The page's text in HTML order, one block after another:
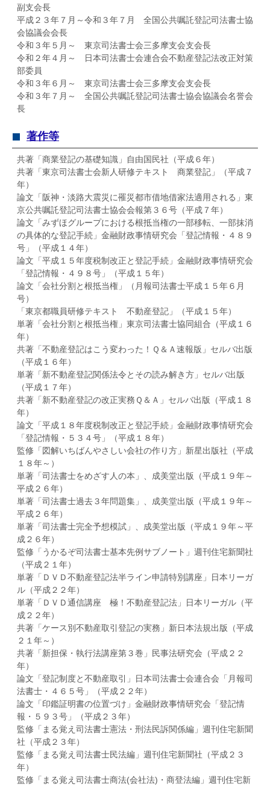
副支会長
平成２３年７月～令和３年７月 全国公共嘱託登記司法書士協
会協議会会長
令和３年５月～ 東京司法書士会三多摩支会支会長
令和２年４月～ 日本司法書士会連合会不動産登記法改正対策
部委員
令和３年６月～ 東京司法書士会三多摩支会支会長
令和３年７月～ 全国公共嘱託登記司法書士協会協議会名誉会
長
著作等
共著「商業登記の基礎知識」自由国民社（平成６年）
共著「東京司法書士会新人研修テキスト 商業登記」（平成７
年）
論文「阪神・淡路大震災に罹災都市借地借家法適用される」東
京公共嘱託登記司法書士協会会報第３６号（平成７年）
論文「みずほグループにおける根抵当権の一部移転、一部抹消
の具体的な登記手続」金融財政事情研究会「登記情報・４８９
号」（平成１４年）
論文「平成１５年度税制改正と登記手続」金融財政事情研究会
「登記情報・４９８号」（平成１５年）
論文「会社分割と根抵当権」（月報司法書士平成１５年６月
号）
「東京都職員研修テキスト 不動産登記」（平成１５年）
単著「会社分割と根抵当権」東京司法書士協同組合（平成１６
年）
共著「不動産登記はこう変わった！Ｑ＆Ａ速報版」セルバ出版
（平成１６年）
単著「新不動産登記関係法令とその読み解き方」セルバ出版
（平成１７年）
共著「新不動産登記の改正実務Ｑ＆Ａ」セルバ出版（平成１８
年）
論文「平成１８年度税制改正と登記手続」金融財政事情研究会
「登記情報・５３４号」（平成１８年）
監修「図解いちばんやさしい会社の作り方」新星出版社（平成
１８年～）
単著「司法書士をめざす人の本」、成美堂出版（平成１９年～
平成２６年）
単著「司法書士過去３年問題集」、成美堂出版（平成１９年～
平成２６年）
単著「司法書士完全予想模試」、成美堂出版（平成１９年～平
成２６年）
監修「うかるぞ司法書士基本先例サブノート」週刊住宅新聞社
（平成２１年）
単著「ＤＶＤ不動産登記法半ライン申請特別講座」日本リーガ
ル（平成２２年）
単著「ＤＶＤ通信講座 極！不動産登記法」日本リーガル（平
成２２年）
共著「ケース別不動産取引登記の実務」新日本法規出版（平成
２１年～）
共著「新担保・執行法講座第３巻」民事法研究会（平成２２
年）
論文「登記制度と不動産取引」日本司法書士会連合会「月報司
法書士・４６５号」（平成２２年）
論文「印鑑証明書の位置づけ」金融財政事情研究会「登記情
報・５９３号」（平成２３年）
監修「まる覚え司法書士憲法・刑法民訴関係編」週刊住宅新聞
社（平成２３年）
監修「まる覚え司法書士民法編」週刊住宅新聞社（平成２３
年）
監修「まる覚え司法書士商法(会社法)・商登法編」週刊住宅新